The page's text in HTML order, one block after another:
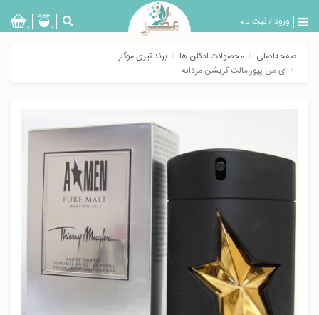
ورود/ثبت نام
بازگشت
عطرسرا
0 0
صفحه‌اصلی محصولات ادکلن ها
برند تیری موگلر
ای من پیور مالت کریشن مردانه